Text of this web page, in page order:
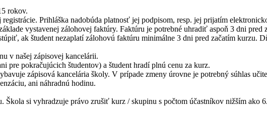
rokov.
Prihláška nadobúda platnosť jej podpisom, resp. jej prijatím
vystavenej zálohovej faktúry. Faktúru je potrebné uhradiť aspoň 3 dni pred
ak študent nezaplatí zálohovú faktúru minimálne 3 dni pred začatím kurzu.
v našej zápisovej kancelárii.
pokračujúcich študentov) a študent hradí plnú cenu za kurz.
zápisová kancelária školy. V prípade zmeny úrovne je potrebný súhlas
ani náhradnú hodinu.
Škola si vyhradzuje právo zrušiť kurz / skupinu s počtom účastníkov nižším ako